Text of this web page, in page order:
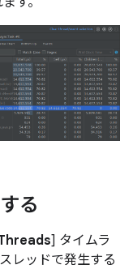
る
] タイムラ
レッドで発生する